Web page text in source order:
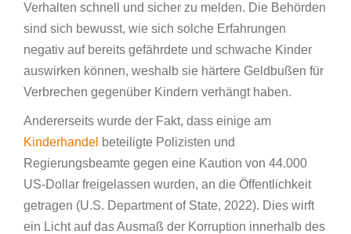
Verhalten schnell und sicher zu melden. Die Behörden
sind sich bewusst, wie sich solche Erfahrungen
negativ auf bereits gefährdete und schwache Kinder
auswirken können, weshalb sie härtere Geldbußen für
Verbrechen gegenüber Kindern verhängt haben.
Andererseits wurde der Fakt, dass einige am
Kinderhandel beteiligte Polizisten und
Regierungsbeamte gegen eine Kaution von 44.000
US-Dollar freigelassen wurden, an die Öffentlichkeit
getragen (U.S. Department of State, 2022). Dies wirft
ein Licht auf das Ausmaß der Korruption innerhalb des